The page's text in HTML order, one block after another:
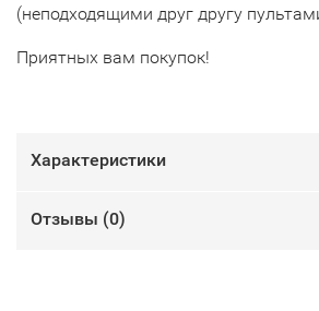
(неподходящими друг другу
Приятных вам покупок!
Характеристики
Отзывы (0)